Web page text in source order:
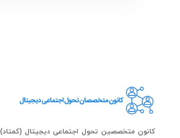
کانون متخصصین تحول اجتماعی دیجیتال (کمتاد)